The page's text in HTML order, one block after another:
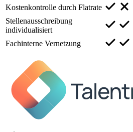
Kostenkontrolle durch Flatrate
Stellenausschreibung
individualisiert
Fachinterne Vernetzung